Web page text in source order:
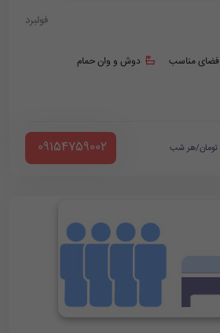
فولبرد
فضای مناسب دوش و وان حمام
تومان/هر شب ‪ 09154759002